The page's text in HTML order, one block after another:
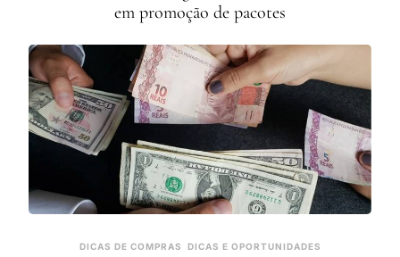
em promoção de pacotes
DICAS DE COMPRAS DICAS E OPORTUNIDADES